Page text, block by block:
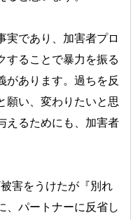
実であり、加害者プロ
することで暴力を振る
があります。過ちを反
願い、変わりたいと思
えるためにも、加害者
害をうけたが『別れ
、パートナーに反省し